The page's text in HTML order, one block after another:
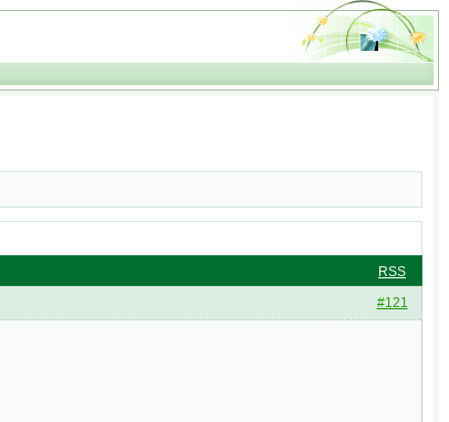
RSS
#121